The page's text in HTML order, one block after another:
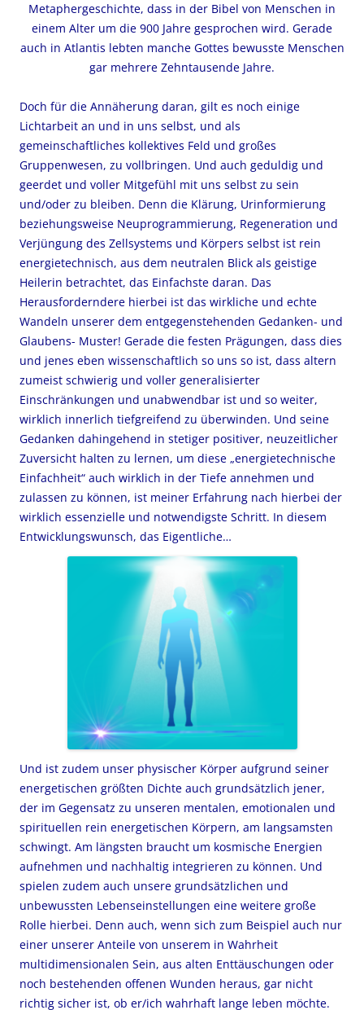
Metaphergeschichte, dass in der Bibel von Menschen in
einem Alter um die 900 Jahre gesprochen wird. Gerade
auch in Atlantis lebten manche Gottes bewusste Menschen
gar mehrere Zehntausende Jahre.
Doch für die Annäherung daran, gilt es noch einige
Lichtarbeit an und in uns selbst, und als
gemeinschaftliches kollektives Feld und großes
Gruppenwesen, zu vollbringen. Und auch geduldig und
geerdet und voller Mitgefühl mit uns selbst zu sein
und/oder zu bleiben. Denn die Klärung, Urinformierung
beziehungsweise Neuprogrammierung, Regeneration und
Verjüngung des Zellsystems und Körpers selbst ist rein
energietechnisch, aus dem neutralen Blick als geistige
Heilerin betrachtet, das Einfachste daran. Das
Herausforderndere hierbei ist das wirkliche und echte
Wandeln unserer dem entgegenstehenden Gedanken- und
Glaubens- Muster! Gerade die festen Prägungen, dass dies
und jenes eben wissenschaftlich so uns so ist, dass altern
zumeist schwierig und voller generalisierter
Einschränkungen und unabwendbar ist und so weiter,
wirklich innerlich tiefgreifend zu überwinden. Und seine
Gedanken dahingehend in stetiger positiver, neuzeitlicher
Zuversicht halten zu lernen, um diese „energietechnische
Einfachheit“ auch wirklich in der Tiefe annehmen und
zulassen zu können, ist meiner Erfahrung nach hierbei der
wirklich essenzielle und notwendigste Schritt. In diesem
Entwicklungswunsch, das Eigentliche…
Und ist zudem unser physischer Körper aufgrund seiner
energetischen größten Dichte auch grundsätzlich jener,
der im Gegensatz zu unseren mentalen, emotionalen und
spirituellen rein energetischen Körpern, am langsamsten
schwingt. Am längsten braucht um kosmische Energien
aufnehmen und nachhaltig integrieren zu können. Und
spielen zudem auch unsere grundsätzlichen und
unbewussten Lebenseinstellungen eine weitere große
Rolle hierbei. Denn auch, wenn sich zum Beispiel auch nur
einer unserer Anteile von unserem in Wahrheit
multidimensionalen Sein, aus alten Enttäuschungen oder
noch bestehenden offenen Wunden heraus, gar nicht
richtig sicher ist, ob er/ich wahrhaft lange leben möchte.